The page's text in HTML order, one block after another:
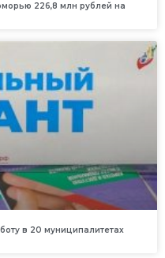
226,8 млн рублей на
в 20 муниципалитетах